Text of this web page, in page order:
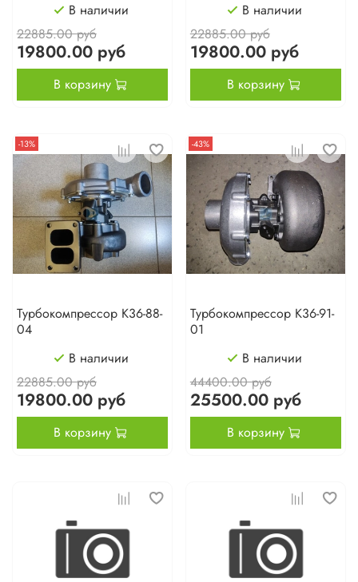
В наличии
22885.00 руб
19800.00 руб
В корзину
В наличии
22885.00 руб
19800.00 руб
В корзину
-13%
Турбокомпрессор К36-88-
04
В наличии
22885.00 руб
19800.00 руб
В корзину
-43%
Турбокомпрессор К36-91-
01
В наличии
44400.00 руб
25500.00 руб
В корзину